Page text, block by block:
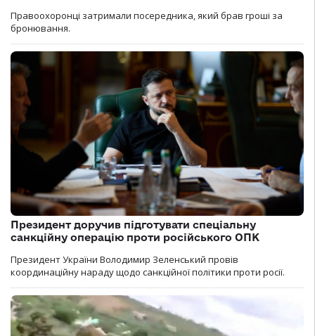
Правоохоронці затримали посередника, який брав гроші за
бронювання.
Президент доручив підготувати спеціальну
санкційну операцію проти російського ОПК
Президент України Володимир Зеленський провів
координаційну нараду щодо санкційної політики проти росії.